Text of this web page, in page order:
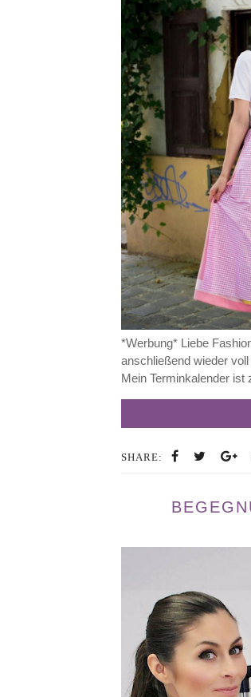
*Werbung* Liebe
anschließend wieder
Mein Terminkalender
SHARE: